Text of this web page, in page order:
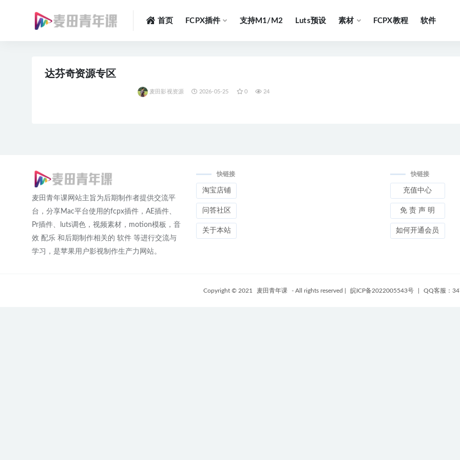
首页 FCPX插件 支持M1/M2 Luts预设 素材 FCPX教程 软件
达芬奇资源专区
麦田影视资源 2026-05-25 0 24
麦田青年课网站主旨为后期制作者提供交流平
台，分享Mac平台使用的fcpx插件，AE插件、
Pr插件、luts调色，视频素材，motion模板，音
效 配乐 和后期制作相关的 软件 等进行交流与
学习，是苹果用户影视制作生产力网站。
快链接
淘宝店铺
问答社区
关于本站
快链接
充值中心
免 责 声 明
如何开通会员
Copyright © 2021 麦田青年课 - All rights reserved 皖ICP备2022005543号 QQ客服：